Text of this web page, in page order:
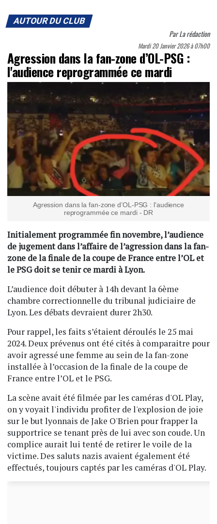
AUTOUR DU CLUB
ParLa rédaction
Mardi 20 Janvier 2026 à 07h00
Agression dans la fan-zone d’OL-PSG :
l'audience reprogrammée ce mardi
Agression dans la fan-zone d’OL-PSG : l'audience
reprogrammée ce mardi - DR
Initialement programmée fin novembre, l’audience
de jugement dans l’affaire de l’agression dans la fan-
zone de la finale de la coupe de France entre l’OL et
le PSG doit se tenir ce mardi à Lyon.
L’audience doit débuter à 14h devant la 6ème
chambre correctionnelle du tribunal judiciaire de
Lyon. Les débats devraient durer 2h30.
Pour rappel, les faits s’étaient déroulés le 25 mai
2024. Deux prévenus ont été cités à comparaitre pour
avoir agressé une femme au sein de la fan-zone
installée à l’occasion de la finale de la coupe de
France entre l’OL et le PSG.
La scène avait été filmée par les caméras d'OL Play,
on y voyait l'individu profiter de l'explosion de joie
sur le but lyonnais de Jake O'Brien pour frapper la
supportrice se tenant près de lui avec son coude. Un
complice aurait lui tenté de retirer le voile de la
victime. Des saluts nazis avaient également été
effectués, toujours captés par les caméras d'OL Play.